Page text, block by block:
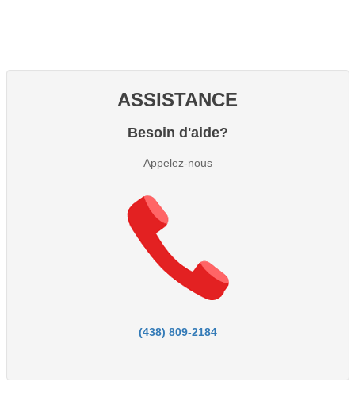
ASSISTANCE
Besoin d'aide?
Appelez-nous
(438) 809-2184